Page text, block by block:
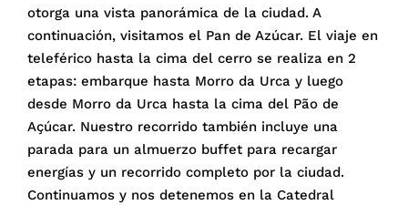
otorga una vista panorámica de la ciudad. A
continuación, visitamos el Pan de Azúcar. El viaje en
teleférico hasta la cima del cerro se realiza en 2
etapas: embarque hasta Morro da Urca y luego
desde Morro da Urca hasta la cima del Pão de
Açúcar. Nuestro recorrido también incluye una
parada para un almuerzo buffet para recargar
energías y un recorrido completo por la ciudad.
Continuamos y nos detenemos en la Catedral